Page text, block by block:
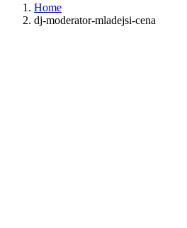
Home
dj-moderator-mladejsi-cena